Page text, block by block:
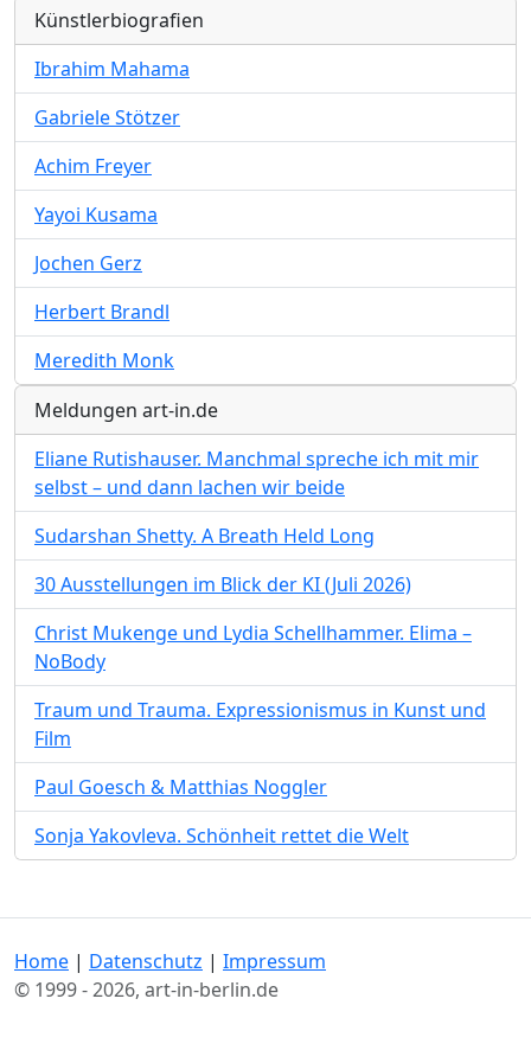
Künstlerbiografien
Ibrahim Mahama
Gabriele Stötzer
Achim Freyer
Yayoi Kusama
Jochen Gerz
Herbert Brandl
Meredith Monk
Meldungen art-in.de
Eliane Rutishauser. Manchmal spreche ich mit mir
selbst – und dann lachen wir beide
Sudarshan Shetty. A Breath Held Long
30 Ausstellungen im Blick der KI (Juli 2026)
Christ Mukenge und Lydia Schellhammer. Elima –
NoBody
Traum und Trauma. Expressionismus in Kunst und
Film
Paul Goesch & Matthias Noggler
Sonja Yakovleva. Schönheit rettet die Welt
Home | Datenschutz | Impressum
© 1999 - 2026, art-in-berlin.de